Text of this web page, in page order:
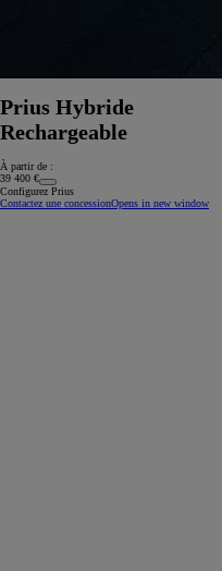
Prius Hybride
Rechargeable
À partir de :
39 400 €
Configurez Prius
Contactez une concessionOpens in new window